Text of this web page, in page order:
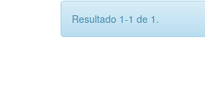
Resultado 1-1 de 1.